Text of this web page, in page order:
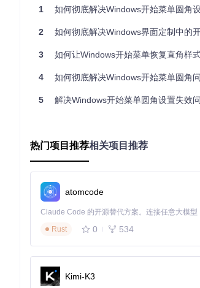
右键点击任务栏空白处
选择"属性"打开ExplorerPatcher设置
点击窗口左下角的"About"查看当前版本
💡 注意事项
不同版本的Windows系统和
分步解决方案：三步实现彻底直角
在左侧导航栏中找到"Start menu"选项
预期效果 ：大部分视觉元素变为直角，但部
可能遇到的问题：设置后无任何变化，或仅
第二步：系统级覆盖设置
🔧 操作步骤：
在ExplorerPatcher设置面板中，切换到
向下滚动找到"System appearance"部分
1 如何彻底解决Windows开始菜单圆角
2 如何彻底解决Windows界面定制中的
3 如何让Windows开始菜单恢复直角样式？
4 如何彻底解决Windows开始菜单圆角问题？
5 解决Windows开始菜单圆角设置失效问
热门项目推荐相关项目推荐
atomcode
Rust
0 534
Kimi-K3